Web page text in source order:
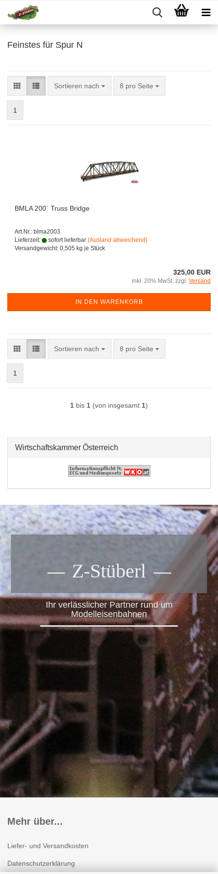
Feinstes für Spur N
Sortieren nach
Sortieren nach 8 pro Seite
pro Seite
1
BMLA 200´ Truss Bridge
Art.Nr.: blma2003
Lieferzeit:
sofort lieferbar (Ausland abweichend)
Versandgewicht: 0,505 kg je Stück
325,00 EUR
inkl. 20% MwSt. zzgl. Versand
IN DEN WARENKORB
Sortieren nach
Sortieren nach 8 pro Seite
pro Seite
1
1 bis 1 (von insgesamt 1)
Wirtschaftskammer Österreich
Z-Stüberl
Ihr verlässlicher Partner rund um
Modelleisenbahnen
Mehr über...
Liefer- und Versandkosten
Datenschutzerklärung